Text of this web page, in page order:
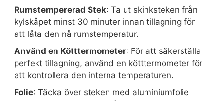
Rumstempererad Stek: Ta ut skinksteken från
kylskåpet minst 30 minuter innan tillagning för
att låta den nå rumstemperatur.
Använd en Kötttermometer: För att säkerställa
perfekt tillagning, använd en kötttermometer för
att kontrollera den interna temperaturen.
Folie: Täcka över steken med aluminiumfolie